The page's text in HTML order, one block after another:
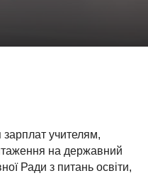
зарплат учителям,
на державний
Ради з питань освіти,